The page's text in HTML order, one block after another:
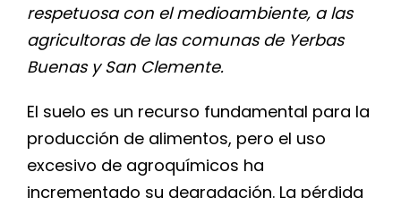
respetuosa con el medioambiente, alas
agricultoras de las comunas de Yerbas
Buenas y San Clemente.
El suelo es un recurso fundamental para la
producción de alimentos, pero el uso
excesivo de agroquímicos ha
incrementado su degradación. La pérdida